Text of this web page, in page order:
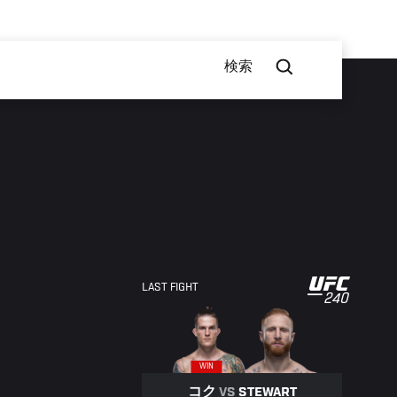
検索
LAST FIGHT
UFC
240240
WIN
コク VS STEWART